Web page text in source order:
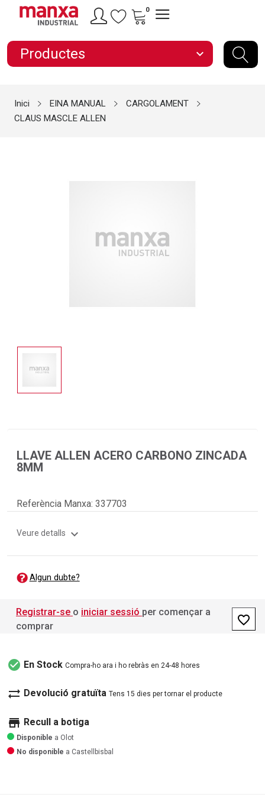
0
Productes expand_more
Inici EINA MANUAL
CARGOLAMENT
CLAUS MASCLE ALLEN
LLAVE ALLEN ACERO CARBONO ZINCADA
8MM
Referència Manxa: 337703
Veure detalls expand_more
Algun dubte?
Registrar-se o iniciar sessió per començar a
comprar
favorite_border
check_circle En Stock Compra-ho ara i ho rebràs en 24-48 hores
sync_alt Devolució gratuïta Tens 15 dies per tornar el producte
store Recull a botiga
Disponible a Olot
No disponible a Castellbisbal